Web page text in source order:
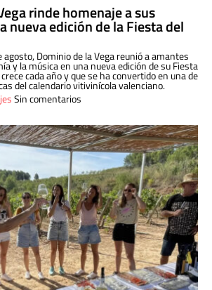
rinde homenaje a sus
nueva edición de la Fiesta del
agosto, Dominio de la Vega reunió a amantes
y la música en una nueva edición de su Fiesta
cada año y que se ha convertido en una de
del calendario vitivinícola valenciano.
Sin comentarios